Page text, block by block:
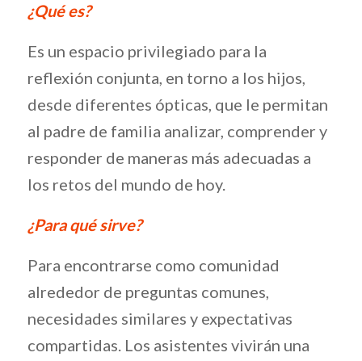
¿Qué es?
Es un espacio privilegiado para la
reflexión conjunta, en torno a los hijos,
desde diferentes ópticas, que le permitan
al padre de familia analizar, comprender y
responder de maneras más adecuadas a
los retos del mundo de hoy.
¿Para qué sirve?
Para encontrarse como comunidad
alrededor de preguntas comunes,
necesidades similares y expectativas
compartidas. Los asistentes vivirán una